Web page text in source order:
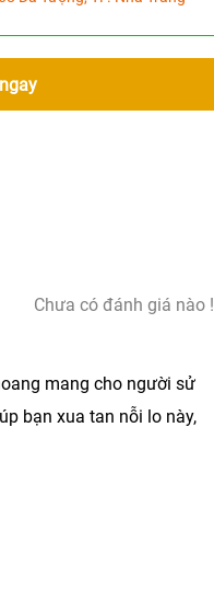
Chưa có đánh giá nào !
mang cho người sử
bạn xua tan nỗi lo này,